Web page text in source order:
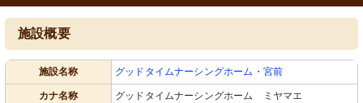
施設概要
施設名称 グッドタイムナーシングホーム・宮前
カナ名称 グッドタイムナーシングホーム ミヤマエ